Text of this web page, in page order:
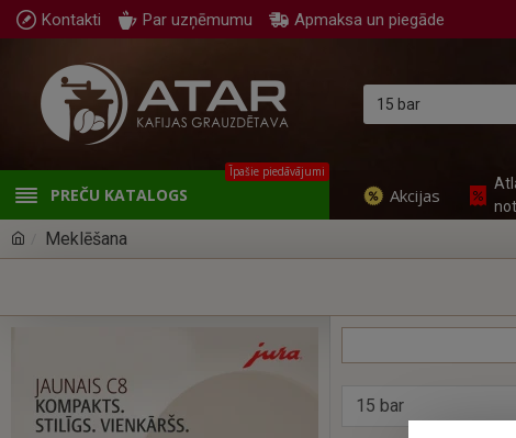
Kontakti Par uzņēmumu Apmaksa un piegāde
PREČU KATALOGS
Īpašie piedāvājumi
Akcijas
Meklēšana